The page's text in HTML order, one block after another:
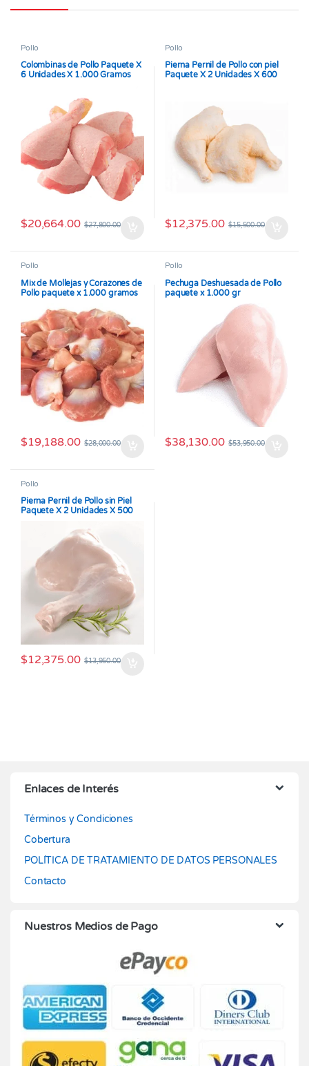
Pollo
Colombinas de Pollo Paquete X
6 Unidades X 1.000 Gramos
$20,664.00 $27,800.00
Pollo
Pierna Pernil de Pollo con piel
Paquete X 2 Unidades X 600
$12,375.00 $15,500.00
Pollo
Mix de Mollejas y Corazones de
Pollo paquete x 1.000 gramos
$19,188.00 $28,000.00
Pollo
Pechuga Deshuesada de Pollo
paquete x 1.000 gr
$38,130.00 $53,950.00
Pollo
Pierna Pernil de Pollo sin Piel
Paquete X 2 Unidades X 500
$12,375.00 $13,950.00
Enlaces de Interés
Términos y Condiciones
Cobertura
POLÍTICA DE TRATAMIENTO DE DATOS PERSONALES
Contacto
Nuestros Medios de Pago